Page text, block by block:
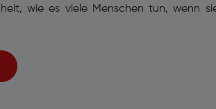
wie es viele Menschen tun, wenn